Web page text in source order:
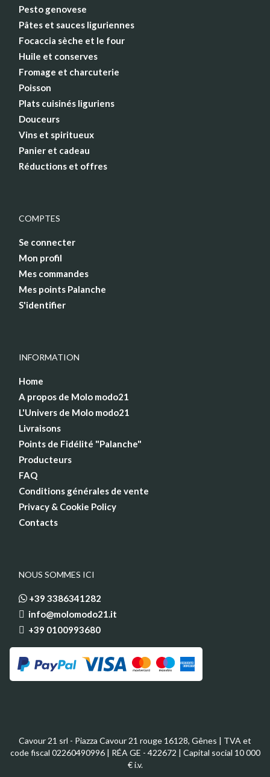
Pesto genovese
Pâtes et sauces liguriennes
Focaccia sèche et le four
Huile et conserves
Fromage et charcuterie
Poisson
Plats cuisinés liguriens
Douceurs
Vins et spiritueux
Panier et cadeau
Réductions et offres
COMPTES
Se connecter
Mon profil
Mes commandes
Mes points Palanche
S'identifier
INFORMATION
Home
A propos de Molo modo21
L'Univers de Molo modo21
Livraisons
Points de Fidélité "Palanche"
Producteurs
FAQ
Conditions générales de vente
Privacy & Cookie Policy
Contacts
NOUS SOMMES ICI
+39 3386341282
info@molomodo21.it
+39 0100993680
Cavour 21 srl - Piazza Cavour 21 rouge 16128, Gênes | TVA et
code fiscal 02260490996 | RÉA GE - 422672 | Capital social 10 000
€ i.v.